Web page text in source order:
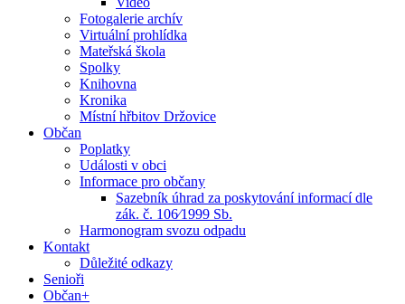
Fotogalerie archív
Virtuální prohlídka
Mateřská škola
Spolky
Knihovna
Kronika
Místní hřbitov Držovice
Občan
Poplatky
Události v obci
Informace pro občany
Sazebník úhrad za poskytování informací dle
zák. č. 106⁄1999 Sb.
Harmonogram svozu odpadu
Kontakt
Důležité odkazy
Senioři
Občan+